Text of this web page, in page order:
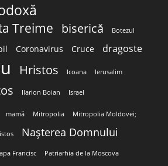
Treime biserică Botezul
Coronavirus Cruce dragoste
Hristos Icoana Ierusalim
Ilarion Boian Israel
mamă Mitropolia Mitropolia Moldovei;
Nașterea Domnului
Francisc Patriarhia de la Moscova